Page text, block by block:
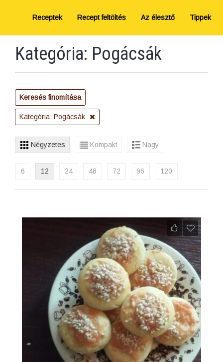
Receptek Recept feltöltés Az élesztő Tippek
Kategória: Pogácsák
Keresés finomítása
Kategória: Pogácsák
Négyzetes Kompakt Nagy
6 12 24 48 72 96 120